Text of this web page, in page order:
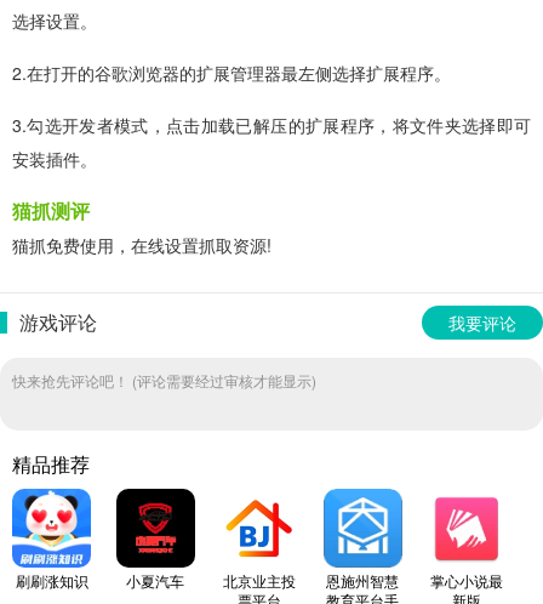
选择设置。
2.在打开的谷歌浏览器的扩展管理器最左侧选择扩展程序。
3.勾选开发者模式，点击加载已解压的扩展程序，将文件夹选择即可
安装插件。
猫抓测评
猫抓免费使用，在线设置抓取资源!
游戏评论 我要评论
快来抢先评论吧！ (评论需要经过审核才能显示)
精品推荐
刷刷涨知识 小夏汽车
北京业主投
票平台
恩施州智慧
教育平台手
掌心小说最
新版